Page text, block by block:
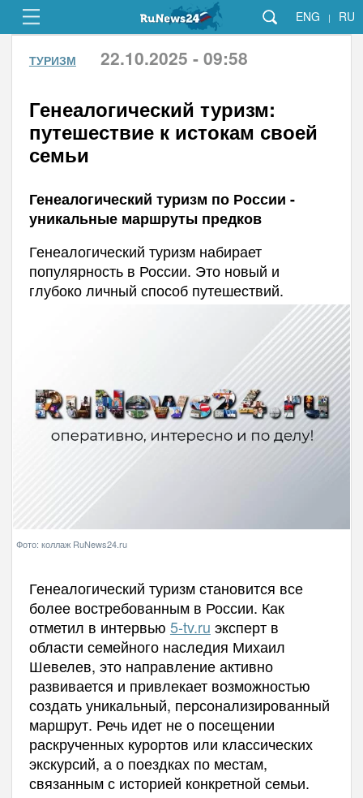
ENG | RU
ТУРИЗМ 22.10.2025 - 09:58
Генеалогический туризм:
путешествие к истокам своей
семьи
Генеалогический туризм по России -
уникальные маршруты предков
Генеалогический туризм набирает
популярность в России. Это новый и
глубоко личный способ путешествий.
Фото: коллаж RuNews24.ru
Генеалогический туризм становится все
более востребованным в России. Как
отметил в интервью 5-tv.ru эксперт в
области семейного наследия Михаил
Шевелев, это направление активно
развивается и привлекает возможностью
создать уникальный, персонализированный
маршрут. Речь идет не о посещении
раскрученных курортов или классических
экскурсий, а о поездках по местам,
связанным с историей конкретной семьи.